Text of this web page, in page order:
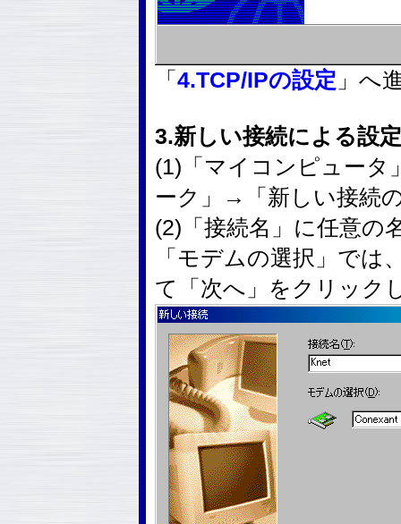
「 4.TCP/IPの設定 」へ
3.新しい接続による設定
(1)「マイコンピュー
ーク」→「新しい接続
(2)「接続名」に任意の
「モデムの選択」では
て「次へ」をクリック